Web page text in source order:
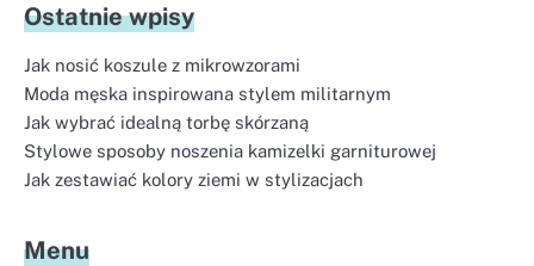
Ostatnie wpisy
Jak nosić koszule z mikrowzorami
Moda męska inspirowana stylem militarnym
Jak wybrać idealną torbę skórzaną
Stylowe sposoby noszenia kamizelki garniturowej
Jak zestawiać kolory ziemi w stylizacjach
Menu